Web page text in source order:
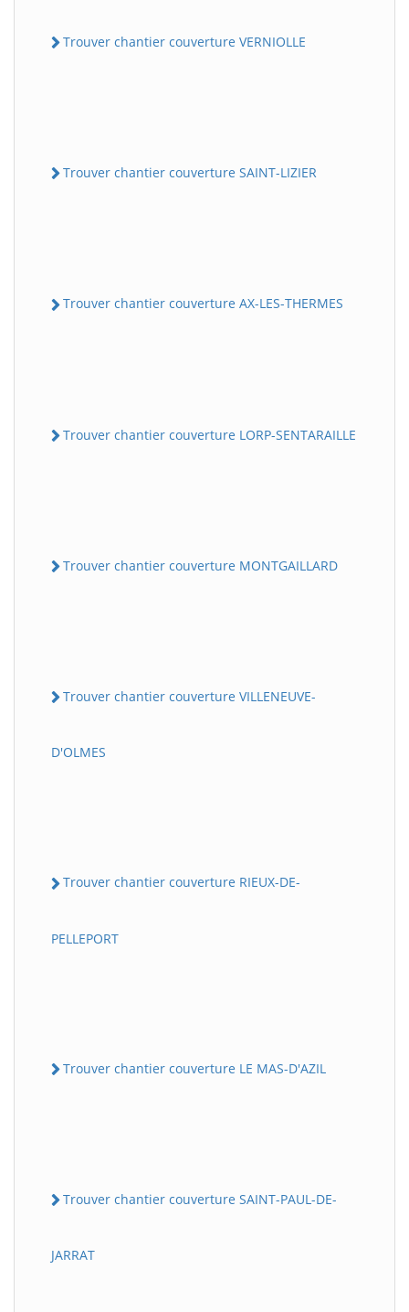
Trouver chantier couverture VERNIOLLE
Trouver chantier couverture SAINT-LIZIER
Trouver chantier couverture AX-LES-THERMES
Trouver chantier couverture LORP-SENTARAILLE
Trouver chantier couverture MONTGAILLARD
Trouver chantier couverture VILLENEUVE-
D'OLMES
Trouver chantier couverture RIEUX-DE-
PELLEPORT
Trouver chantier couverture LE MAS-D'AZIL
Trouver chantier couverture SAINT-PAUL-DE-
JARRAT